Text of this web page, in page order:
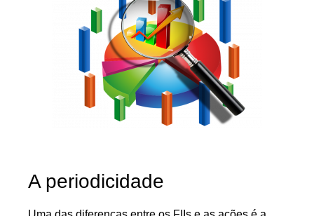
A periodicidade